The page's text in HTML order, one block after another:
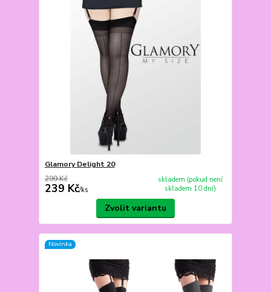
Glamory Delight 20
299 Kč
239 Kč/ks
skladem (pokud není
skladem 10 dní)
Zvolit variantu
Novinka